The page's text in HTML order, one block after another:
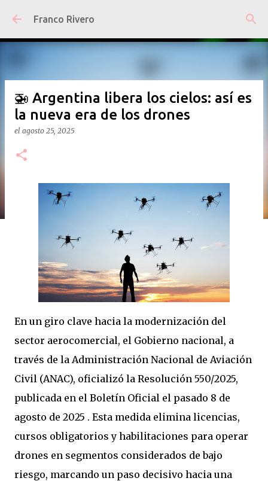
Ir al contenido principal
Franco Rivero
🚁 Argentina libera los cielos: así es
la nueva era de los drones
el agosto 25, 2025
En un giro clave hacia la modernización del
sector aerocomercial, el Gobierno nacional, a
través de la Administración Nacional de Aviación
Civil (ANAC), oficializó la Resolución 550/2025,
publicada en el Boletín Oficial el pasado 8 de
agosto de 2025 . Esta medida elimina licencias,
cursos obligatorios y habilitaciones para operar
drones en segmentos considerados de bajo
riesgo, marcando un paso decisivo hacia una